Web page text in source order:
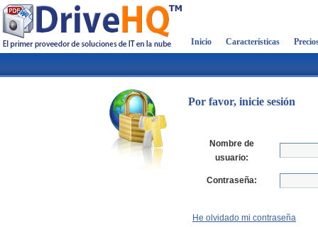
Inicio Características
Por favor, inicie sesión
Nombre de
usuario:
Contraseña:
He olvidado mi contraseña